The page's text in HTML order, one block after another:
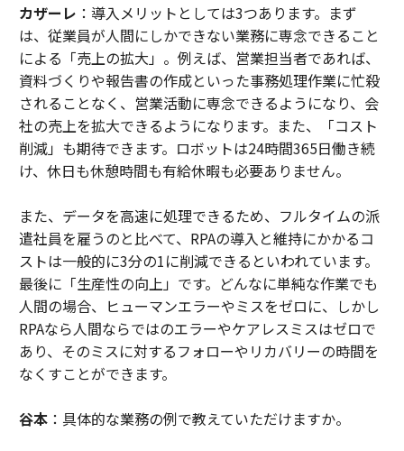
カザーレ ：導入メリットとしては3つあります。まず
は、従業員が人間にしかできない業務に専念できること
による「売上の拡大」。例えば、営業担当者であれば、
資料づくりや報告書の作成といった事務処理作業に忙殺
されることなく、営業活動に専念できるようになり、会
社の売上を拡大できるようになります。また、「コスト
削減」も期待できます。ロボットは24時間365日働き続
け、休日も休憩時間も有給休暇も必要ありません。
また、データを高速に処理できるため、フルタイムの派
遣社員を雇うのと比べて、RPAの導入と維持にかかるコ
ストは一般的に3分の1に削減できるといわれています。
最後に「生産性の向上」です。どんなに単純な作業でも
人間の場合、ヒューマンエラーやミスをゼロに、しかし
RPAなら人間ならではのエラーやケアレスミスはゼロで
あり、そのミスに対するフォローやリカバリーの時間を
なくすことができます。
谷本：具体的な業務の例で教えていただけますか。